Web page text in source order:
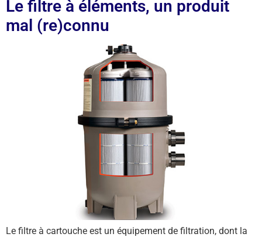
Le filtre à éléments, un produit
mal (re)connu
Le filtre à cartouche est un équipement de filtration, dont la